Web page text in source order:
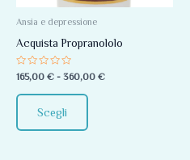
Ansia e depressione
Acquista Propranololo
Valutato
0
su
5
165,00 € - 360,00 €
Scegli
opzioni
possono
scelte
nella